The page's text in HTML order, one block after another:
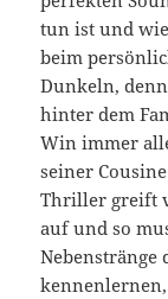
tun ist und
beim
Dunkeln,
hinter dem
Win immer
seiner
Thriller greift
auf und so